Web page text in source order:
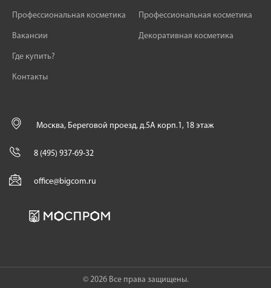
Профессиональная косметика
Вакансии
Где купить?
Контакты
Профессиональная косметика
Декоративная косметика
Москва, Береговой проезд, д.5А корп.1, 18 этаж
8 (495) 937-69-32
office@bigcom.ru
© 2026 Все права защищены.